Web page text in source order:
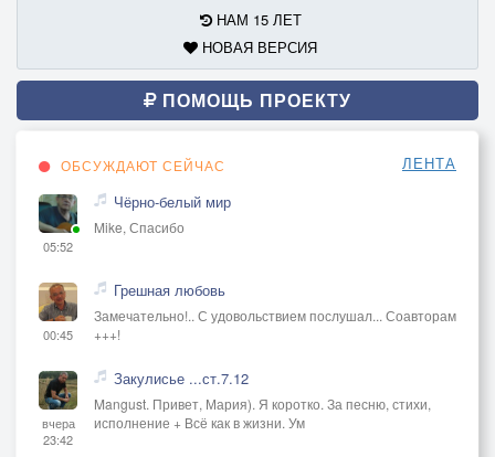
НАМ 15 ЛЕТ
НОВАЯ ВЕРСИЯ
ПОМОЩЬ ПРОЕКТУ
ОБСУЖДАЮТ СЕЙЧАС ЛЕНТА
05:52
Чёрно-белый мир
Mike, Спасибо
00:45
Грешная любовь
Замечательно!.. С удовольствием послушал... Соавторам
+++!
вчера
23:42
Закулисье ...ст.7.12
Mangust. Привет, Мария). Я коротко. За песню, стихи,
исполнение + Всё как в жизни. Ум